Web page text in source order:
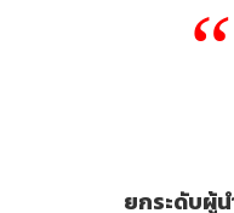
ยกระดับผู้